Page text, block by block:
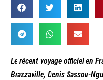
Le récent voyage officiel en
Brazzaville, Denis Sassou-